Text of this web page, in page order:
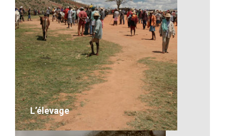
Les ponts en bois de Madagascar
VOIR LE DÉTAIL
L’élevage